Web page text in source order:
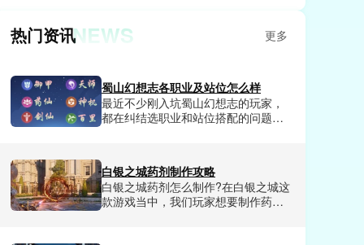
热门资讯NEWS 更多
蜀山幻想志各职业及站位怎么样
最近不少刚入坑蜀山幻想志的玩家，
都在纠结选职业和站位搭配的问题，
人试了好几套搭配都没摸透核心逻
辑，都在找一套能从新手期顺畅玩到
后期的成熟方案。小编今天就来给大
白银之城药剂制作攻略
白银之城药剂怎么制作?在白银之城这
款游戏当中，我们玩家想要制作药剂